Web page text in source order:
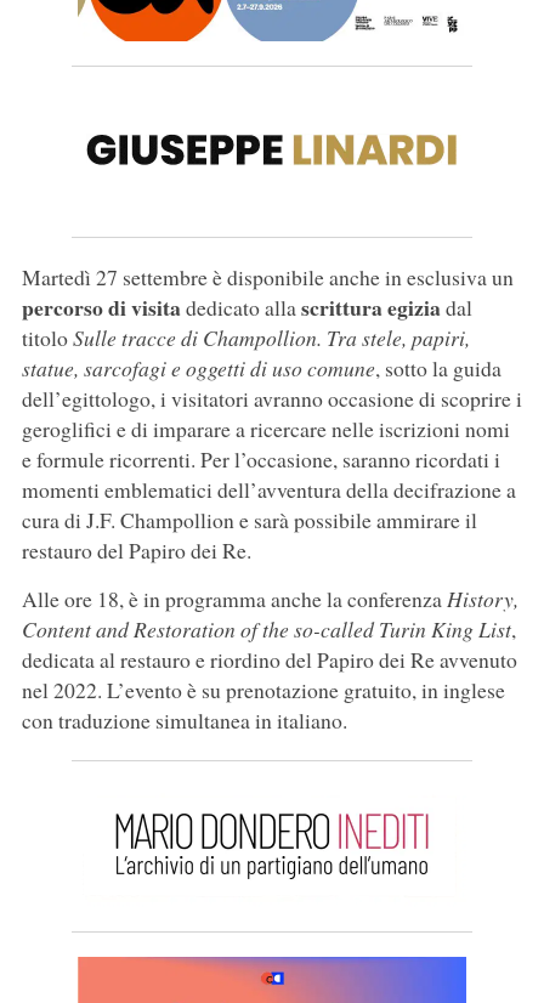
Martedì 27 settembre è disponibile anche in esclusiva un
percorso di visitadedicato allascrittura egiziadal
titoloSulle tracce di Champollion. Tra stele, papiri,
statue, sarcofagi e oggetti di uso comune, sotto la guida
dell’egittologo, i visitatori avranno occasione di scoprire i
geroglifici e di imparare a ricercare nelle iscrizioni nomi
e formule ricorrenti. Per l’occasione, saranno ricordati i
momenti emblematici dell’avventura della decifrazione a
cura di J.F. Champollion e sarà possibile ammirare il
restauro del Papiro dei Re.
Alle ore 18, è in programma anche la conferenzaHistory,
Content and Restoration of the so-called Turin King List,
dedicata al restauro e riordino del Papiro dei Re avvenuto
nel 2022. L’evento è su prenotazione gratuito, in inglese
con traduzione simultanea in italiano.